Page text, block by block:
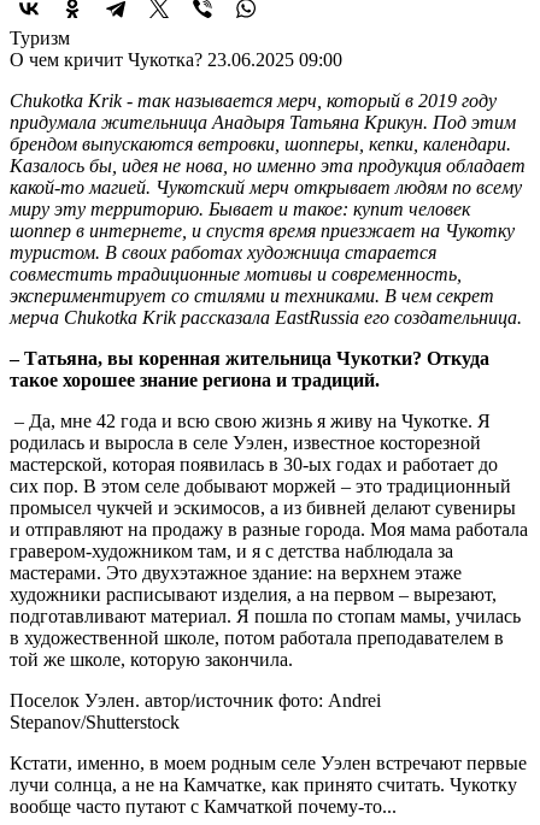
Туризм
О чем кричит Чукотка? 23.06.2025 09:00
Chukotka Krik - так называется мерч, который в 2019 году
придумала жительница Анадыря Татьяна Крикун. Под этим
брендом выпускаются ветровки, шопперы, кепки, календари.
Казалось бы, идея не нова, но именно эта продукция обладает
какой-то магией. Чукотский мерч открывает людям по всему
миру эту территорию. Бывает и такое: купит человек
шоппер в интернете, и спустя время приезжает на Чукотку
туристом. В своих работах художница старается
совместить традиционные мотивы и современность,
экспериментирует со стилями и техниками. В чем секрет
мерча Chukotka Krik рассказала EastRussia его создательница.
– Татьяна, вы коренная жительница Чукотки? Откуда
такое хорошее знание региона и традиций.
– Да, мне 42 года и всю свою жизнь я живу на Чукотке. Я
родилась и выросла в селе Уэлен, известное косторезной
мастерской, которая появилась в 30-ых годах и работает до
сих пор. В этом селе добывают моржей – это традиционный
промысел чукчей и эскимосов, а из бивней делают сувениры
и отправляют на продажу в разные города. Моя мама работала
гравером-художником там, и я с детства наблюдала за
мастерами. Это двухэтажное здание: на верхнем этаже
художники расписывают изделия, а на первом – вырезают,
подготавливают материал. Я пошла по стопам мамы, училась
в художественной школе, потом работала преподавателем в
той же школе, которую закончила.
Поселок Уэлен. автор/источник фото: Andrei
Stepanov/Shutterstock
Кстати, именно, в моем родным селе Уэлен встречают первые
лучи солнца, а не на Камчатке, как принято считать. Чукотку
вообще часто путают с Камчаткой почему-то...